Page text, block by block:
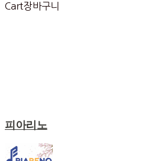
Cart장바구니
피아리노